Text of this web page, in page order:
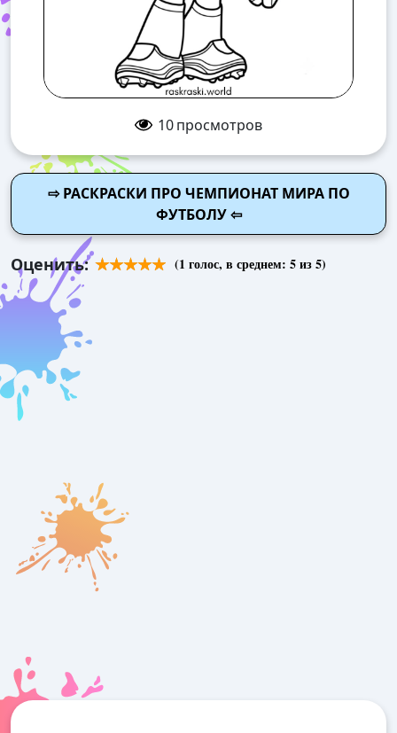
10просмотров
⇨ РАСКРАСКИ ПРО ЧЕМПИОНАТ МИРА ПО
ФУТБОЛУ ⇦
Оценить: (1 голос, в среднем: 5из 5)